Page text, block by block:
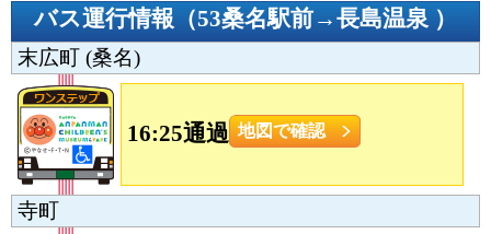
バス運行情報（53桑名駅前→長島温泉 ）
末広町 (桑名)
16:25通過 地図で確認
寺町